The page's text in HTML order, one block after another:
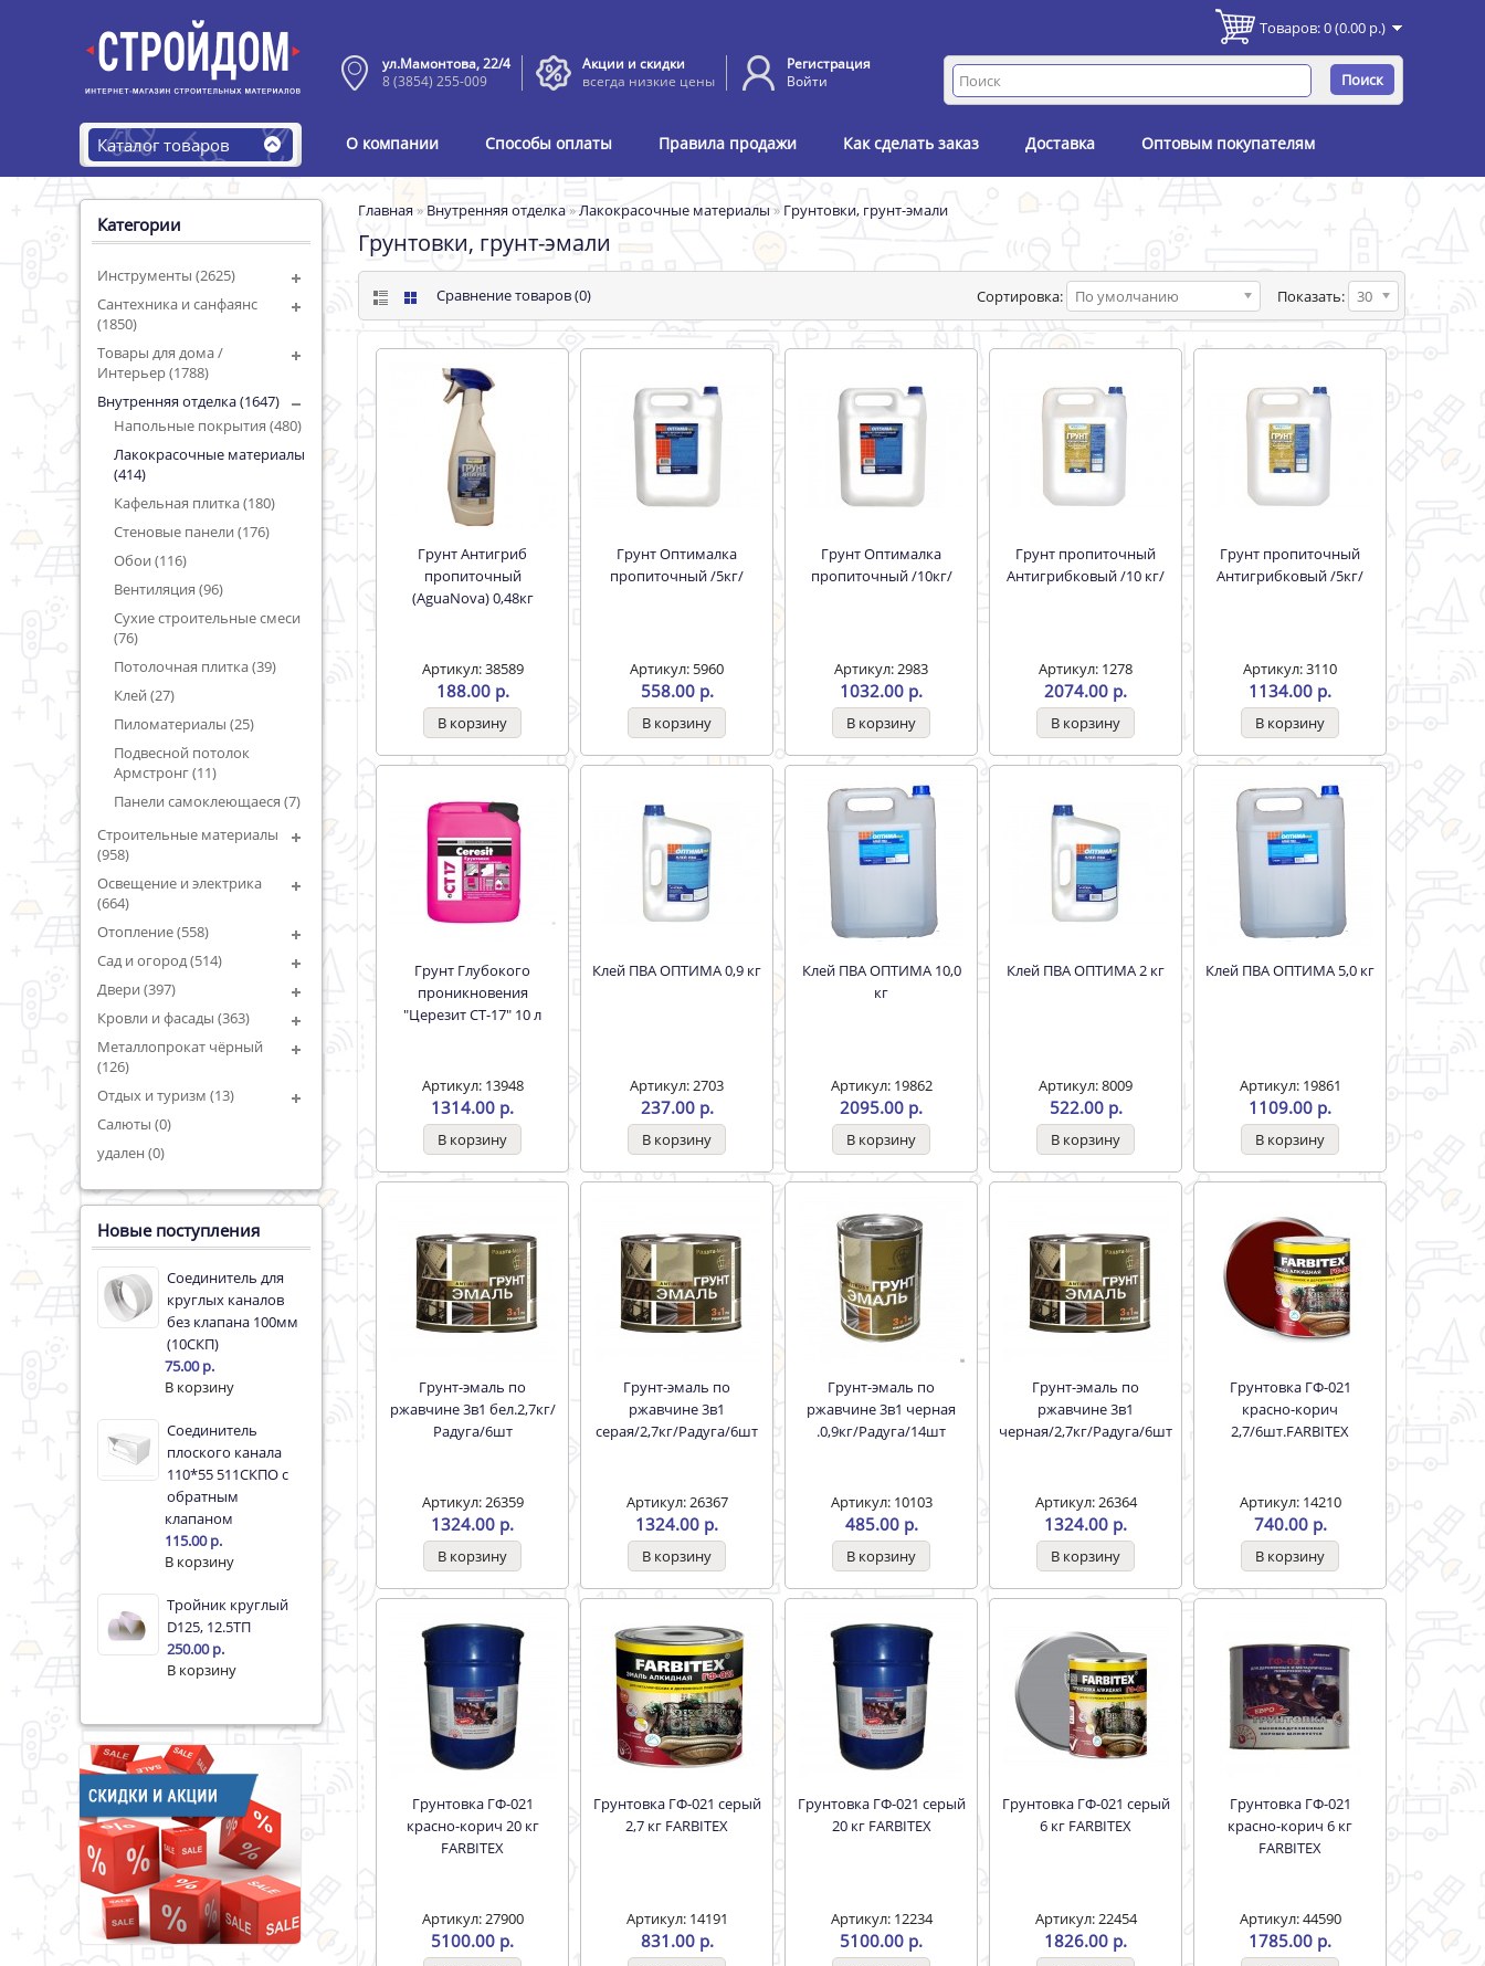
ул.Мамонтова, 22/4
8 (3854) 255-009
Акции и скидки
всегда низкие цены
Регистрация
Войти
Товаров: 0 (0.00 р.)
Поиск
Каталог товаров О компании Способы оплаты Правила продажи Как сделать заказ Доставка Оптовым покупателям
Категории
Инструменты (2625)
Сантехника и санфаянс
(1850)
Товары для дома /
Интерьер (1788)
Внутренняя отделка (1647)
Напольные покрытия (480)
Лакокрасочные материалы
(414)
Кафельная плитка (180)
Стеновые панели (176)
Обои (116)
Вентиляция (96)
Сухие строительные смеси
(76)
Потолочная плитка (39)
Клей (27)
Пиломатериалы (25)
Подвесной потолок
Армстронг (11)
Панели самоклеющаеся (7)
Строительные материалы
(958)
Освещение и электрика
(664)
Отопление (558)
Сад и огород (514)
Двери (397)
Кровли и фасады (363)
Металлопрокат чёрный
(126)
Отдых и туризм (13)
Салюты (0)
удален (0)
Новые поступления
Соединитель для
круглых каналов
без клапана 100мм
(10СКП)
75.00 р.
Соединитель
плоского канала
110*55 511СКПО с
обратным
клапаном
115.00 р.
Тройник круглый
D125, 12.5ТП
250.00 р.
Главная» Внутренняя отделка »Лакокрасочные материалы » Грунтовки, грунт-эмали
Грунтовки, грунт-эмали
Показать: 30
Сортировка: По умолчанию
Сравнение товаров (0)
Грунт Антигриб
пропиточный
(AguaNova) 0,48кг
Артикул: 38589
188.00 р.
Грунт Оптималка
пропиточный /5кг/
Артикул: 5960
558.00 р.
Грунт Оптималка
пропиточный /10кг/
Артикул: 2983
1032.00 р.
Грунт пропиточный
Антигрибковый /10 кг/
Артикул: 1278
2074.00 р.
Грунт пропиточный
Антигрибковый /5кг/
Артикул: 3110
1134.00 р.
Грунт Глубокого
проникновения
"Церезит СТ-17" 10 л
Артикул: 13948
1314.00 р.
Клей ПВА ОПТИМА 0,9 кг
Артикул: 2703
237.00 р.
Клей ПВА ОПТИМА 10,0
кг
Артикул: 19862
2095.00 р.
Клей ПВА ОПТИМА 2 кг
Артикул: 8009
522.00 р.
Клей ПВА ОПТИМА 5,0 кг
Артикул: 19861
1109.00 р.
Грунт-эмаль по
ржавчине 3в1 бел.2,7кг/
Радуга/6шт
Артикул: 26359
1324.00 р.
Грунт-эмаль по
ржавчине 3в1
серая/2,7кг/Радуга/6шт
Артикул: 26367
1324.00 р.
Грунт-эмаль по
ржавчине 3в1 черная
.0,9кг/Радуга/14шт
Артикул: 10103
485.00 р.
Грунт-эмаль по
ржавчине 3в1
черная/2,7кг/Радуга/6шт
Артикул: 26364
1324.00 р.
Грунтовка ГФ-021
красно-корич
2,7/6шт.FARBITEX
Артикул: 14210
740.00 р.
Грунтовка ГФ-021
красно-корич 20 кг
FARBITEX
Артикул: 27900
5100.00 р.
Грунтовка ГФ-021 серый
2,7 кг FARBITEX
Артикул: 14191
831.00 р.
Грунтовка ГФ-021 серый
20 кг FARBITEX
Артикул: 12234
5100.00 р.
Грунтовка ГФ-021 серый
6 кг FARBITEX
Артикул: 22454
1826.00 р.
Грунтовка ГФ-021
красно-корич 6 кг
FARBITEX
Артикул: 44590
1785.00 р.